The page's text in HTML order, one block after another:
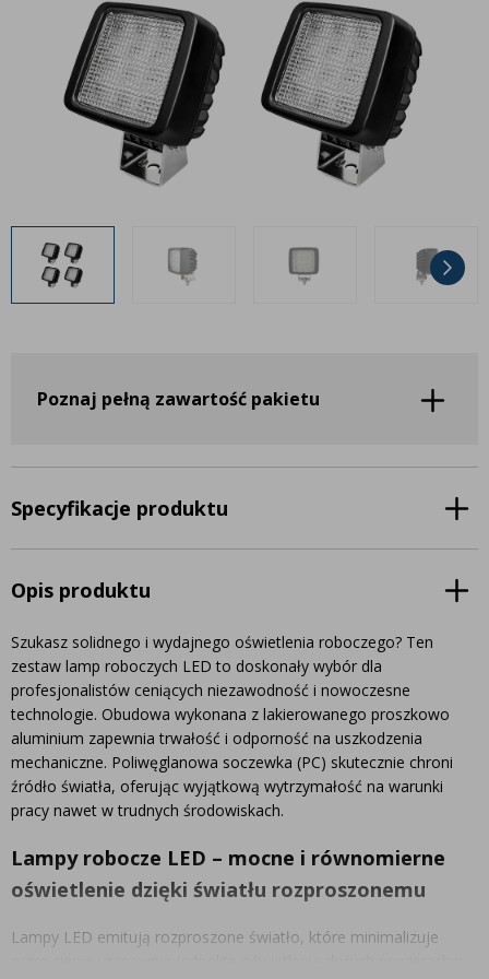
Często zadawane pytania
Kontakt
Bezpłatny projekt oświetlenia
+48 81 884 70 94
info@agraled.pl
Inne akcesoria
Często zadawane pytania
Kontakt
Sprawdź wszystko
Poznaj pełną zawartość pakietu
Specyfikacje produktu
Opis produktu
Szukasz solidnego i wydajnego oświetlenia roboczego? Ten
zestaw lamp roboczych LED to doskonały wybór dla
profesjonalistów ceniących niezawodność i nowoczesne
technologie. Obudowa wykonana z lakierowanego proszkowo
aluminium zapewnia trwałość i odporność na uszkodzenia
mechaniczne. Poliwęglanowa soczewka (PC) skutecznie chroni
źródło światła, oferując wyjątkową wytrzymałość na warunki
pracy nawet w trudnych środowiskach.
Lampy robocze LED – mocne i równomierne
oświetlenie dzięki światłu rozproszonemu
Lampy LED emitują rozproszone światło, które minimalizuje